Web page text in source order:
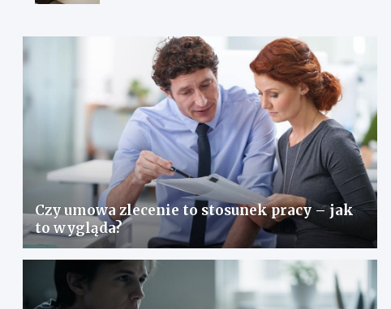
Czy umowa zlecenie to stosunek pracy – jak
to wygląda?